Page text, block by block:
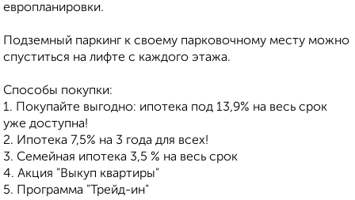
европланировки.
Подземный паркинг к своему парковочному месту можно
спуститься на лифте с каждого этажа.
Способы покупки:
1. Покупайте выгодно: ипотека под 13,9% на весь срок
уже доступна!
2. Ипотека 7,5% на 3 года для всех!
3. Семейная ипотека 3,5 % на весь срок
4. Акция "Выкуп квартиры"
5. Программа "Трейд-ин"